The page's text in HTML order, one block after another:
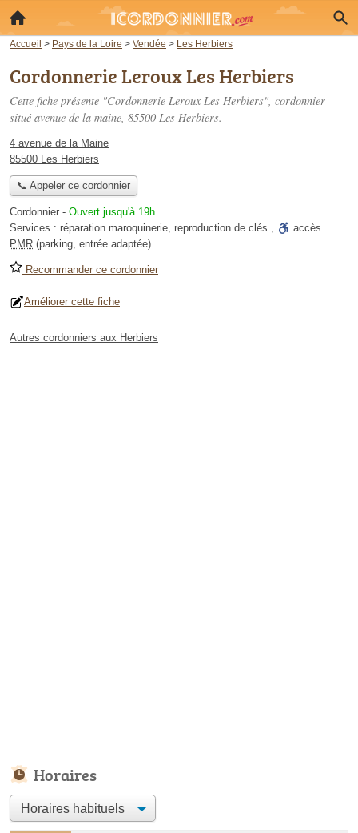
Accueil > Pays de la Loire > Vendée > Les Herbiers
Cordonnerie Leroux Les Herbiers
Cette fiche présente "Cordonnerie Leroux Les Herbiers", cordonnier
situé avenue de la maine, 85500 Les Herbiers.
4 avenue de la Maine
85500 Les Herbiers
📞 Appeler ce cordonnier
Cordonnier - Ouvert jusqu'à 19h
Services : réparation maroquinerie, reproduction de clés ,
accès
PMR (parking, entrée adaptée)
Recommander ce cordonnier
Améliorer cette fiche
Autres cordonniers aux Herbiers
Horaires